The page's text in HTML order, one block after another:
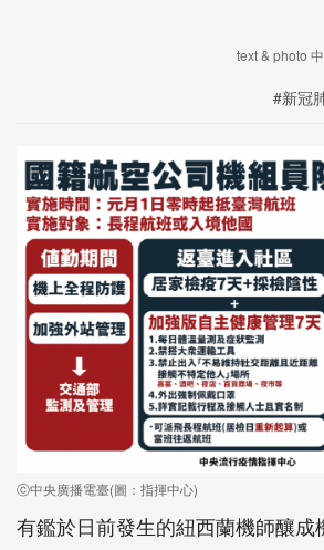
text & photo
#新冠
ⓒ中央廣播電臺(圖：指揮中心)
有鑑於日前發生的紐西蘭機師釀成